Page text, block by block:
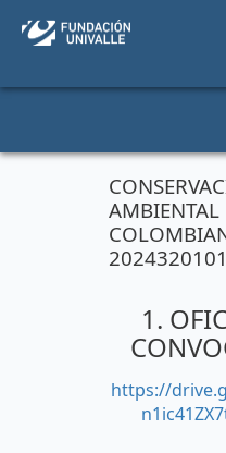
1.
https://